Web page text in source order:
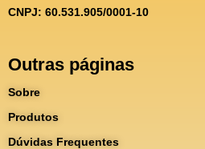
CNPJ: 60.531.905/0001-10
Outras páginas
Sobre
Produtos
Dúvidas Frequentes